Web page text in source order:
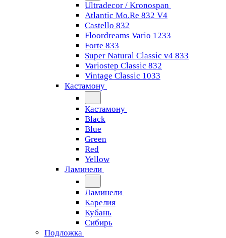
Ultradecor / Kronospan
Atlantic Mo.Re 832 V4
Castello 832
Floordreams Vario 1233
Forte 833
Super Natural Classic v4 833
Variostep Classic 832
Vintage Classic 1033
Кастамону
Кастамону
Black
Blue
Green
Red
Yellow
Ламинели
Ламинели
Карелия
Кубань
Сибирь
Подложка